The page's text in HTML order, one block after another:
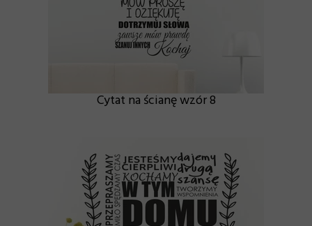
Cytat na ścianę wzór 8